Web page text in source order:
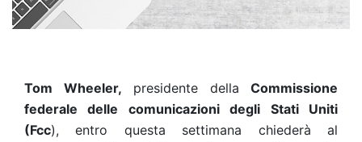
Tom Wheeler, presidente della Commissione
federale delle comunicazioni degli Stati Uniti
(Fcc), entro questa settimana chiederà al